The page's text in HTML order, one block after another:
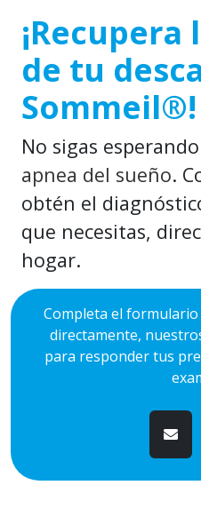
¡Recupera
de tu
Sommeil®!
No sigas
apnea del sueño.
obtén el
que necesitas,
hogar.
Completa el
directamente,
para responder tus